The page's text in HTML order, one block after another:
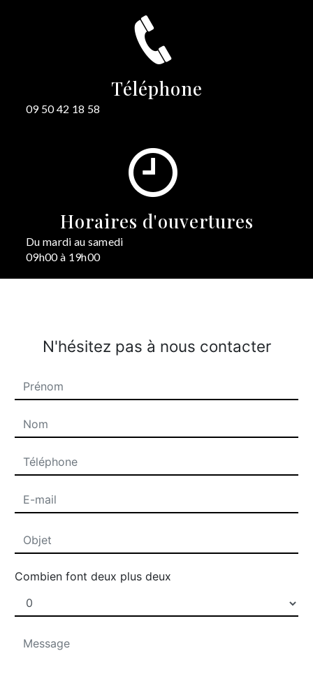
Téléphone
09 50 42 18 58
Horaires d'ouvertures
Du mardi au samedi
09h00 à 19h00
N'hésitez pas à nous contacter
Combien font deux plus deux